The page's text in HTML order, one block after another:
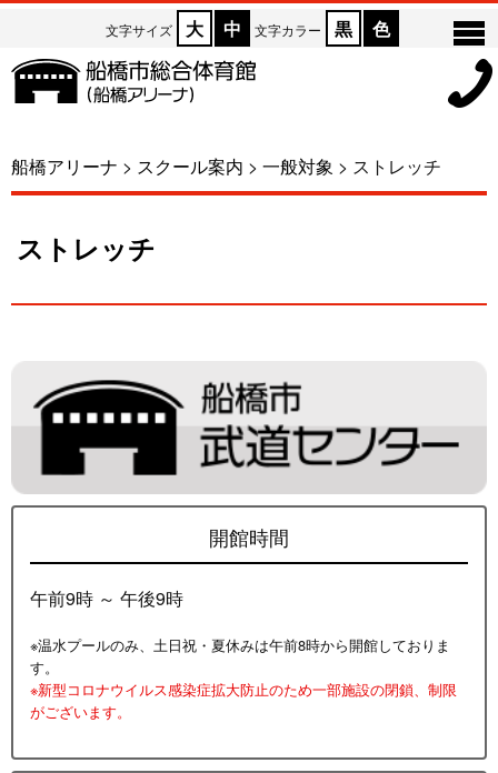
文字サイズ 大 中 文字カラー 黒 色
船橋アリーナ > スクール案内 > 一般対象 > ストレッチ
ストレッチ
開館時間
午前9時 ～ 午後9時
※温水プールのみ、土日祝・夏休みは午前8時から開館しておりま
す。
※新型コロナウイルス感染症拡大防止のため一部施設の閉鎖、制限
がございます。